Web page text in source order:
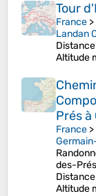
Tour
France >
Landan
Distance
Altitude
Prés
France >
des-
Distance
Altitude